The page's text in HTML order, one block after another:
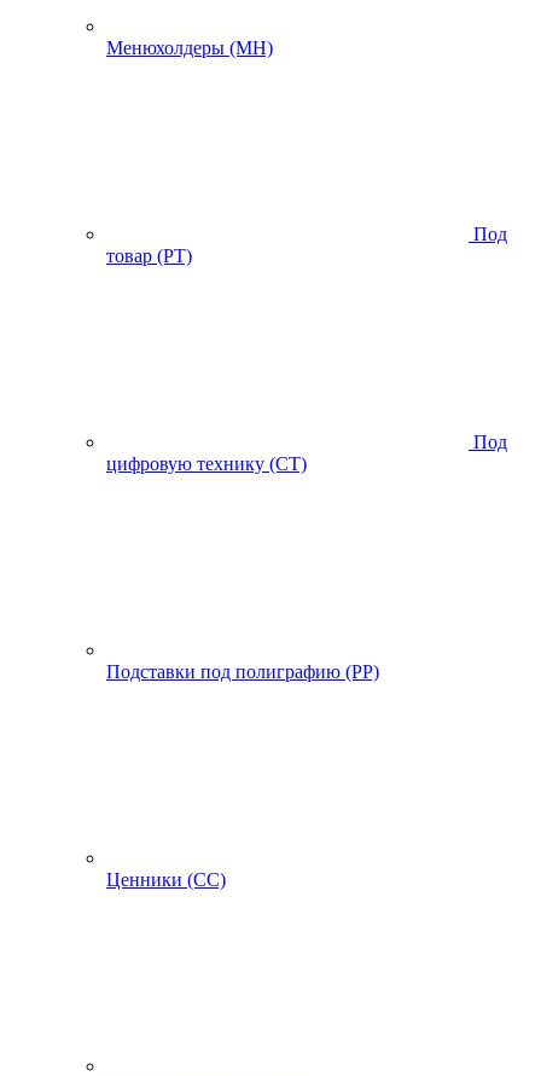
Менюхолдеры (MH)
Под
товар (PT)
Под
цифровую технику (CT)
Подставки под полиграфию (PP)
Ценники (СС)